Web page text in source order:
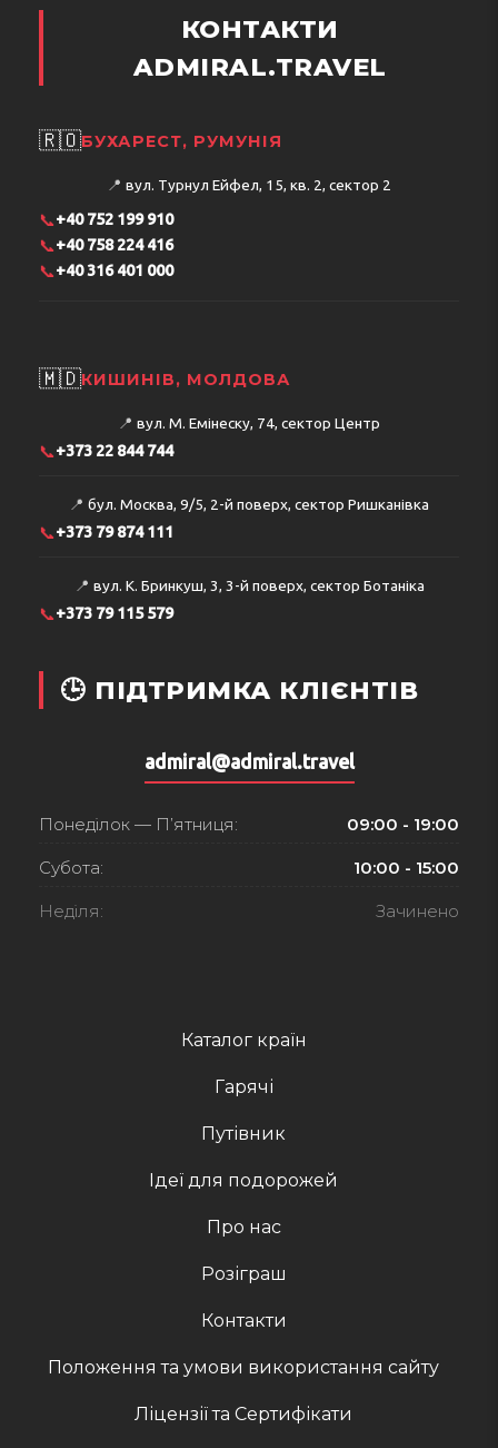
Каталог країн
Гарячі
Путівник
Ідеї для подорожей
Про нас
Розіграш
Контакти
Положення та умови використання сайту
Ліцензії та Сертифікати
КОНТАКТИ
ADMIRAL.TRAVEL
🇷🇴БУХАРЕСТ, РУМУНІЯ
📍 вул. Турнул Ейфел, 15, кв. 2, сектор 2
📞+40 752 199 910
📞+40 758 224 416
📞+40 316 401 000
🇲🇩КИШИНІВ, МОЛДОВА
📍 вул. М. Емінеску, 74, сектор Центр
📞+373 22 844 744
📍 бул. Москва, 9/5, 2-й поверх, сектор Ришканівка
📞+373 79 874 111
📍 вул. К. Бринкуш, 3, 3-й поверх, сектор Ботаніка
📞+373 79 115 579
🕒 ПІДТРИМКА КЛІЄНТІВ
admiral@admiral.travel
Понеділок — П’ятниця: 09:00 - 19:00
Субота: 10:00 - 15:00
Неділя: Зачинено